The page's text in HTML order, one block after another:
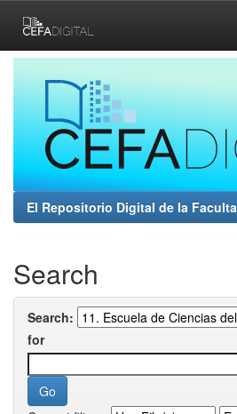
navigation
El Repositorio Digital de la
Search
Search:
for